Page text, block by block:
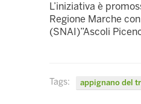
L’iniziativa è
Regione Marche
(SNAI)”Ascoli
Tags: appignano del